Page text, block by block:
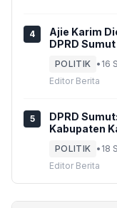
4
Ajie Karim
DPRD
POLITIK • 16
Editor Berita
5
DPRD
Kabupaten
POLITIK • 18
Editor Berita